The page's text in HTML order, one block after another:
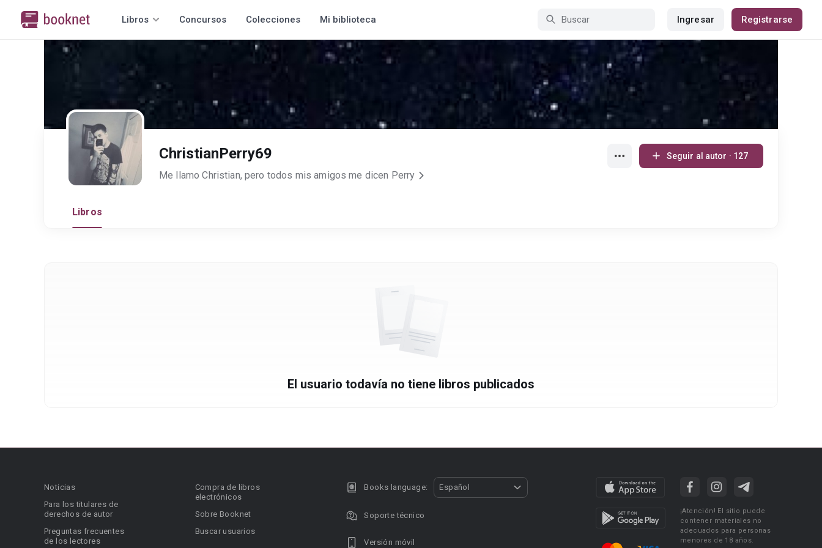
Libros Concursos Colecciones Mi biblioteca Ingresar Registrarse
ChristianPerry69
Me llamo Christian, pero todos mis amigos me dicen Perry
Seguir al autor · 127
Libros
El usuario todavía no tiene libros publicados
Noticias
Para los titulares de
derechos de autor
Preguntas frecuentes
de los lectores
Compra de libros
electrónicos
Sobre Booknet
Buscar usuarios
Books language: Español
Soporte técnico
Versión móvil
¡Atención! El sitio puede
contener materiales no
adecuados para personas
menores de 18 años.